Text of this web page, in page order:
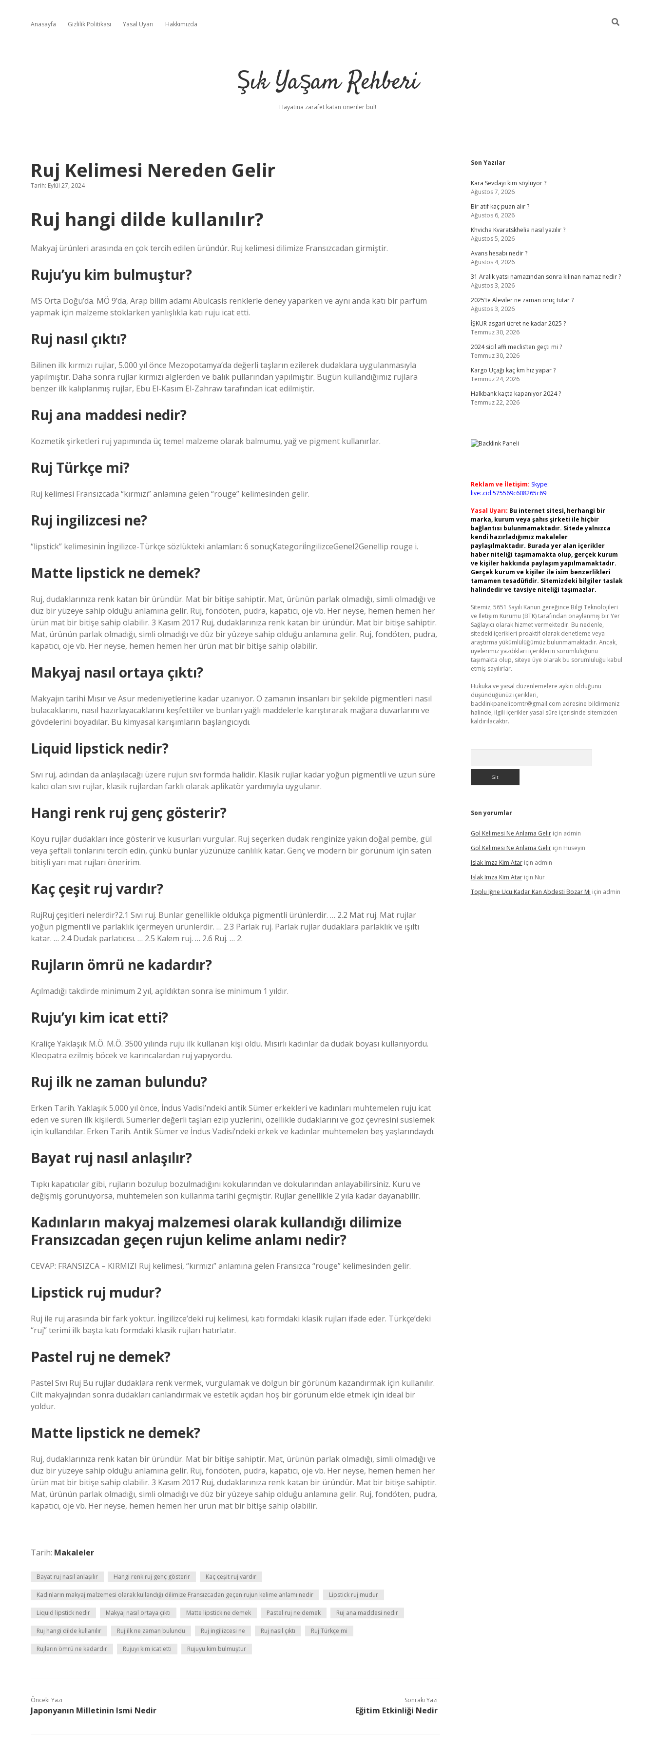
Anasayfa Gizlilik Politikası Yasal Uyarı Hakkımızda
Şık Yaşam Rehberi
Hayatına zarafet katan öneriler bul!
Ruj Kelimesi Nereden Gelir
Tarih: Eylül 27, 2024
Ruj hangi dilde kullanılır?
Makyaj ürünleri arasında en çok tercih edilen üründür. Ruj kelimesi dilimize Fransızcadan girmiştir.
Ruju’yu kim bulmuştur?
MS Orta Doğu’da. MÖ 9’da, Arap bilim adamı Abulcasis renklerle deney yaparken ve aynı anda katı bir parfüm
yapmak için malzeme stoklarken yanlışlıkla katı ruju icat etti.
Ruj nasıl çıktı?
Bilinen ilk kırmızı rujlar, 5.000 yıl önce Mezopotamya’da değerli taşların ezilerek dudaklara uygulanmasıyla
yapılmıştır. Daha sonra rujlar kırmızı alglerden ve balık pullarından yapılmıştır. Bugün kullandığımız rujlara
benzer ilk kalıplanmış rujlar, Ebu El-Kasım El-Zahraw tarafından icat edilmiştir.
Ruj ana maddesi nedir?
Kozmetik şirketleri ruj yapımında üç temel malzeme olarak balmumu, yağ ve pigment kullanırlar.
Ruj Türkçe mi?
Ruj kelimesi Fransızcada “kırmızı” anlamına gelen “rouge” kelimesinden gelir.
Ruj ingilizcesi ne?
“lipstick” kelimesinin İngilizce-Türkçe sözlükteki anlamları: 6 sonuçKategoriİngilizceGenel2Genellip rouge i.
Matte lipstick ne demek?
Ruj, dudaklarınıza renk katan bir üründür. Mat bir bitişe sahiptir. Mat, ürünün parlak olmadığı, simli olmadığı ve
düz bir yüzeye sahip olduğu anlamına gelir. Ruj, fondöten, pudra, kapatıcı, oje vb. Her neyse, hemen hemen her
ürün mat bir bitişe sahip olabilir. 3 Kasım 2017 Ruj, dudaklarınıza renk katan bir üründür. Mat bir bitişe sahiptir.
Mat, ürünün parlak olmadığı, simli olmadığı ve düz bir yüzeye sahip olduğu anlamına gelir. Ruj, fondöten, pudra,
kapatıcı, oje vb. Her neyse, hemen hemen her ürün mat bir bitişe sahip olabilir.
Makyaj nasıl ortaya çıktı?
Makyajın tarihi Mısır ve Asur medeniyetlerine kadar uzanıyor. O zamanın insanları bir şekilde pigmentleri nasıl
bulacaklarını, nasıl hazırlayacaklarını keşfettiler ve bunları yağlı maddelerle karıştırarak mağara duvarlarını ve
gövdelerini boyadılar. Bu kimyasal karışımların başlangıcıydı.
Liquid lipstick nedir?
Sıvı ruj, adından da anlaşılacağı üzere rujun sıvı formda halidir. Klasik rujlar kadar yoğun pigmentli ve uzun süre
kalıcı olan sıvı rujlar, klasik rujlardan farklı olarak aplikatör yardımıyla uygulanır.
Hangi renk ruj genç gösterir?
Koyu rujlar dudakları ince gösterir ve kusurları vurgular. Ruj seçerken dudak renginize yakın doğal pembe, gül
veya şeftali tonlarını tercih edin, çünkü bunlar yüzünüze canlılık katar. Genç ve modern bir görünüm için saten
bitişli yarı mat rujları öneririm.
Kaç çeşit ruj vardır?
RujRuj çeşitleri nelerdir?2.1 Sıvı ruj. Bunlar genellikle oldukça pigmentli ürünlerdir. … 2.2 Mat ruj. Mat rujlar
yoğun pigmentli ve parlaklık içermeyen ürünlerdir. … 2.3 Parlak ruj. Parlak rujlar dudaklara parlaklık ve ışıltı
katar. … 2.4 Dudak parlatıcısı. … 2.5 Kalem ruj. … 2.6 Ruj. … 2.
Rujların ömrü ne kadardır?
Açılmadığı takdirde minimum 2 yıl, açıldıktan sonra ise minimum 1 yıldır.
Ruju’yı kim icat etti?
Kraliçe Yaklaşık M.Ö. M.Ö. 3500 yılında ruju ilk kullanan kişi oldu. Mısırlı kadınlar da dudak boyası kullanıyordu.
Kleopatra ezilmiş böcek ve karıncalardan ruj yapıyordu.
Ruj ilk ne zaman bulundu?
Erken Tarih. Yaklaşık 5.000 yıl önce, İndus Vadisi’ndeki antik Sümer erkekleri ve kadınları muhtemelen ruju icat
eden ve süren ilk kişilerdi. Sümerler değerli taşları ezip yüzlerini, özellikle dudaklarını ve göz çevresini süslemek
için kullandılar. Erken Tarih. Antik Sümer ve İndus Vadisi’ndeki erkek ve kadınlar muhtemelen beş yaşlarındaydı.
Bayat ruj nasıl anlaşılır?
Tıpkı kapatıcılar gibi, rujların bozulup bozulmadığını kokularından ve dokularından anlayabilirsiniz. Kuru ve
değişmiş görünüyorsa, muhtemelen son kullanma tarihi geçmiştir. Rujlar genellikle 2 yıla kadar dayanabilir.
Kadınların makyaj malzemesi olarak kullandığı dilimize
Fransızcadan geçen rujun kelime anlamı nedir?
CEVAP: FRANSIZCA – KIRMIZI Ruj kelimesi, “kırmızı” anlamına gelen Fransızca “rouge” kelimesinden gelir.
Lipstick ruj mudur?
Ruj ile ruj arasında bir fark yoktur. İngilizce’deki ruj kelimesi, katı formdaki klasik rujları ifade eder. Türkçe’deki
“ruj” terimi ilk başta katı formdaki klasik rujları hatırlatır.
Pastel ruj ne demek?
Pastel Sıvı Ruj Bu rujlar dudaklara renk vermek, vurgulamak ve dolgun bir görünüm kazandırmak için kullanılır.
Cilt makyajından sonra dudakları canlandırmak ve estetik açıdan hoş bir görünüm elde etmek için ideal bir
yoldur.
Matte lipstick ne demek?
Ruj, dudaklarınıza renk katan bir üründür. Mat bir bitişe sahiptir. Mat, ürünün parlak olmadığı, simli olmadığı ve
düz bir yüzeye sahip olduğu anlamına gelir. Ruj, fondöten, pudra, kapatıcı, oje vb. Her neyse, hemen hemen her
ürün mat bir bitişe sahip olabilir. 3 Kasım 2017 Ruj, dudaklarınıza renk katan bir üründür. Mat bir bitişe sahiptir.
Mat, ürünün parlak olmadığı, simli olmadığı ve düz bir yüzeye sahip olduğu anlamına gelir. Ruj, fondöten, pudra,
kapatıcı, oje vb. Her neyse, hemen hemen her ürün mat bir bitişe sahip olabilir.
Tarih: Makaleler
Bayat ruj nasıl anlaşılır Hangi renk ruj genç gösterir Kaç çeşit ruj vardır
Kadınların makyaj malzemesi olarak kullandığı dilimize Fransızcadan geçen rujun kelime anlamı nedir Lipstick ruj mudur
Liquid lipstick nedir Makyaj nasıl ortaya çıktı Matte lipstick ne demek Pastel ruj ne demek Ruj ana maddesi nedir
Ruj hangi dilde kullanılır Ruj ilk ne zaman bulundu Ruj ingilizcesi ne Ruj nasıl çıktı Ruj Türkçe mi
Rujların ömrü ne kadardır Rujuyı kim icat etti Rujuyu kim bulmuştur
Önceki Yazı
Japonyanın Milletinin Ismi Nedir
Sonraki Yazı
Eğitim Etkinliği Nedir
Sidebar
Son Yazılar
Kara Sevdayı kim söylüyor ?
Ağustos 7, 2026
Bir atıf kaç puan alır ?
Ağustos 6, 2026
Khvicha Kvaratskhelia nasıl yazılır ?
Ağustos 5, 2026
Avans hesabı nedir ?
Ağustos 4, 2026
31 Aralık yatsı namazından sonra kılınan namaz nedir ?
Ağustos 3, 2026
2025’te Aleviler ne zaman oruç tutar ?
Ağustos 3, 2026
İŞKUR asgari ücret ne kadar 2025 ?
Temmuz 30, 2026
2024 sicil affı meclis’ten geçti mi ?
Temmuz 30, 2026
Kargo Uçağı kaç km hız yapar ?
Temmuz 24, 2026
Halkbank kaçta kapanıyor 2024 ?
Temmuz 22, 2026
Reklam ve İletişim: Skype:
live:.cid.575569c608265c69
Yasal Uyarı: Bu internet sitesi, herhangi bir
marka, kurum veya şahıs şirketi ile hiçbir
bağlantısı bulunmamaktadır. Sitede yalnızca
kendi hazırladığımız makaleler
paylaşılmaktadır. Burada yer alan içerikler
haber niteliği taşımamakta olup, gerçek kurum
ve kişiler hakkında paylaşım yapılmamaktadır.
Gerçek kurum ve kişiler ile isim benzerlikleri
tamamen tesadüfidir. Sitemizdeki bilgiler taslak
halindedir ve tavsiye niteliği taşımazlar.
Sitemiz, 5651 Sayılı Kanun gereğince Bilgi Teknolojileri
ve İletişim Kurumu (BTK) tarafından onaylanmış bir Yer
Sağlayıcı olarak hizmet vermektedir. Bu nedenle,
sitedeki içerikleri proaktif olarak denetleme veya
araştırma yükümlülüğümüz bulunmamaktadır. Ancak,
üyelerimiz yazdıkları içeriklerin sorumluluğunu
taşımakta olup, siteye üye olarak bu sorumluluğu kabul
etmiş sayılırlar.
Hukuka ve yasal düzenlemelere aykırı olduğunu
düşündüğünüz içerikleri,
backlinkpanelicomtr@gmail.com adresine bildirmeniz
halinde, ilgili içerikler yasal süre içerisinde sitemizden
kaldırılacaktır.
Son yorumlar
Gol Kelimesi Ne Anlama Geliriçin admin
Gol Kelimesi Ne Anlama Geliriçin Hüseyin
Islak Imza Kim Atariçin admin
Islak Imza Kim Atariçin Nur
Toplu Iğne Ucu Kadar Kan Abdesti Bozar Mı için admin